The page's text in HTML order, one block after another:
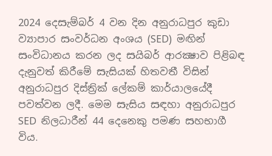
2024 දෙසැම්බර් 4 වන දින අනුරාධපුර කුඩා
ව්‍යාපාර සංවර්ධන අංශය (SED) මඟින්
සංවිධානය කරන ලද සයිබර් ආරක්‍ෂාව පිළිබඳ
දැනුවත් කිරීමේ සැසියක් හිතවතී විසින්
අනුරාධපුර දිස්ත්‍රික් ලේකම් කාර්යාලයේදී
පවත්වන ලදී. මෙම සැසිය සඳහා අනුරාධපුර
SED නිලධාරීන් 44 දෙනෙකු පමණ සහභාගී
විය.